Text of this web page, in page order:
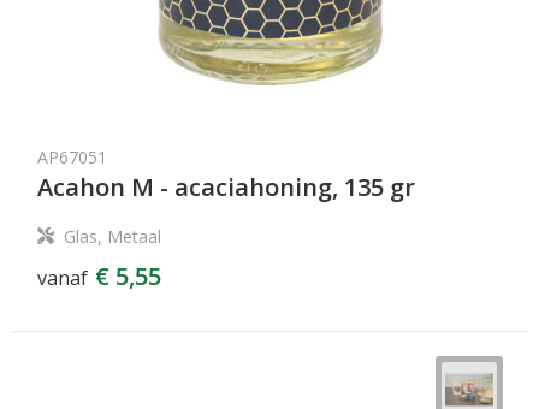
AP67051
Acahon M - acaciahoning, 135 gr
Glas, Metaal
vanaf € 5,55